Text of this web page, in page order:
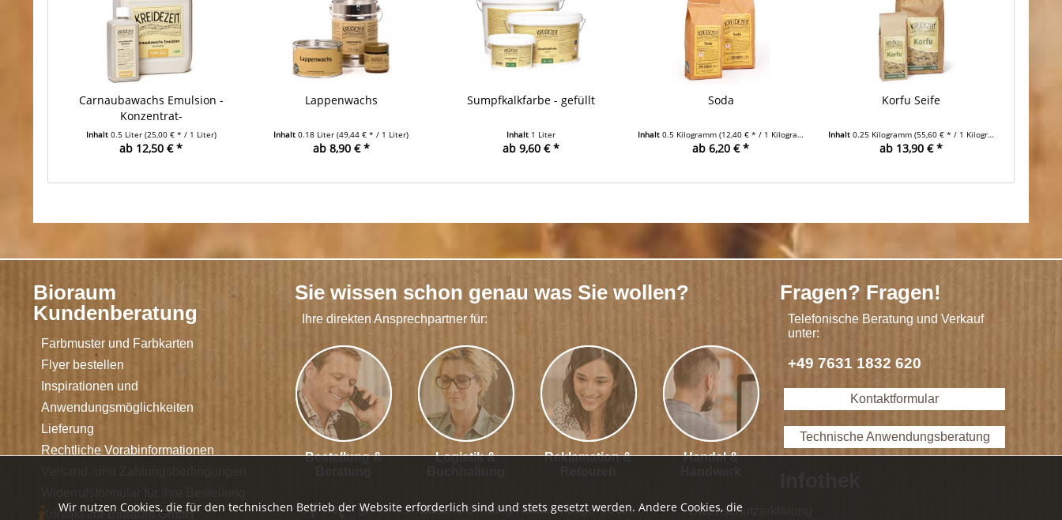
Carnaubawachs Emulsion -
Konzentrat-
Inhalt 0.5 Liter (25,00 € * / 1 Liter)
ab 12,50 € *
Lappenwachs
Inhalt0.18 Liter(49,44 € * / 1 Liter)
ab 8,90 € *
Sumpfkalkfarbe - gefüllt
Inhalt 1 Liter
ab 9,60 € *
Soda
Inhalt0.5 Kilogramm(12,40 € * / 1 Kilogramm)
ab 6,20 € *
Korfu Seife
Inhalt 0.25 Kilogramm (55,60 € * / 1 Kilogramm)
ab 13,90 € *
Bioraum
Kundenberatung
Farbmuster und Farbkarten
Flyer bestellen
Inspirationen und
Anwendungsmöglichkeiten
Lieferung
Rechtliche Vorabinformationen
Kontakt zur Bioraum GmbH
Sie wissen schon genau was Sie wollen?
Ihre direkten Ansprechpartner für:
Bestellung &
Logistik &
Reklamation &
Handel &
Geschäftsleitung| Media|Lager|Jobs
Fragen? Fragen!
Telefonische Beratung und Verkauf
unter:
+49 7631 1832 620
Kontaktformular
Technische Anwendungsberatung
Datenschutzerklärung
Wir nutzen Cookies, die für den technischen Betrieb der Website erforderlich sind und stets gesetzt werden. Andere Cookies, die